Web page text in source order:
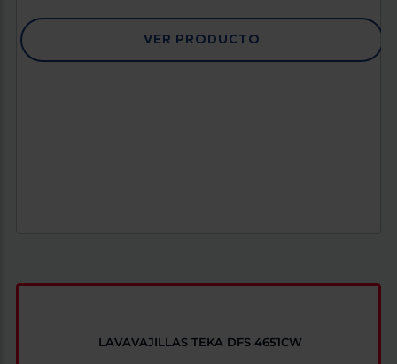
VER PRODUCTO
LAVAVAJILLAS TEKA DFS 4651CW